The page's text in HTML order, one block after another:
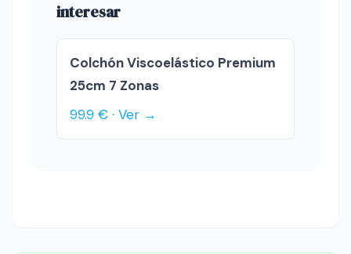
interesar
Colchón Viscoelástico Premium
25cm 7 Zonas
99.9 € · Ver →